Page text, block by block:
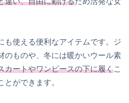
も使える便利なアイテムです。ジ
のものや、冬には暖かいウール素
カートやワンピースの下に履くこ
とができます。